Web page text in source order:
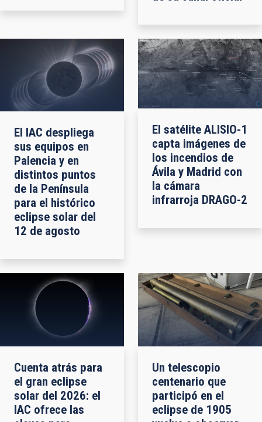
El IAC despliega
sus equipos en
Palencia y en
distintos puntos
de la Península
para el histórico
eclipse solar del
12 de agosto
El satélite ALISIO-1
capta imágenes de
los incendios de
Ávila y Madrid con
la cámara
infrarroja DRAGO-2
Cuenta atrás para
el gran eclipse
solar del 2026: el
IAC ofrece las
Un telescopio
centenario que
participó en el
eclipse de 1905